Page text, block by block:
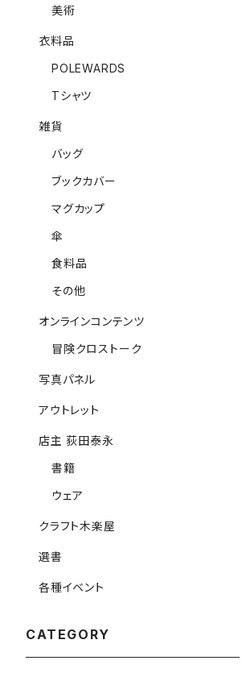
美術
衣料品
POLEWARDS
Tシャツ
雑貨
バッグ
ブックカバー
マグカップ
傘
食料品
その他
オンラインコンテンツ
冒険クロストーク
写真パネル
アウトレット
店主 荻田泰永
書籍
ウェア
クラフト木楽屋
選書
各種イベント
CATEGORY